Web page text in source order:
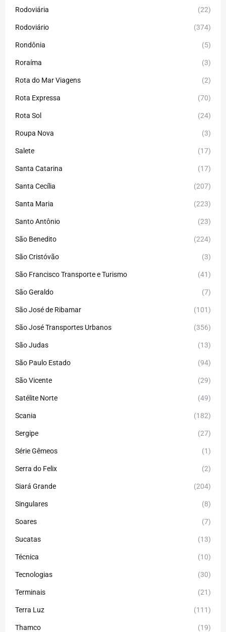
Rodoviária (22)
Rodoviário (374)
Rondônia (5)
Roraíma (3)
Rota do Mar Viagens (2)
Rota Expressa (70)
Rota Sol (24)
Roupa Nova (3)
Salete (17)
Santa Catarina (17)
Santa Cecília (207)
Santa Maria (223)
Santo Antônio (23)
São Benedito (224)
São Cristóvão (3)
São Francisco Transporte e Turismo (41)
São Geraldo (7)
São José de Ribamar (101)
São José Transportes Urbanos (356)
São Judas (13)
São Paulo Estado (94)
São Vicente (29)
Satélite Norte (49)
Scania (182)
Sergipe (27)
Série Gêmeos (1)
Serra do Felix (2)
Siará Grande (204)
Singulares (8)
Soares (7)
Sucatas (13)
Técnica (10)
Tecnologias (30)
Terminais (21)
Terra Luz (111)
Thamco (19)